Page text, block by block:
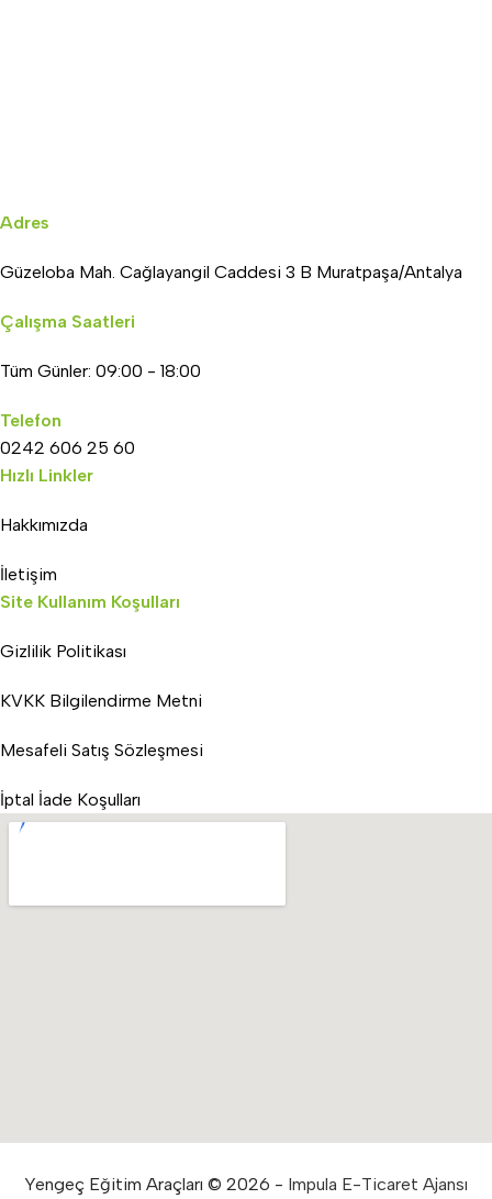
Adres
Güzeloba Mah. Cağlayangil Caddesi 3 B Muratpaşa/Antalya
Çalışma Saatleri
Tüm Günler: 09:00 - 18:00
Telefon
0242 606 25 60
Hızlı Linkler
Hakkımızda
İletişim
Site Kullanım Koşulları
Gizlilik Politikası
KVKK Bilgilendirme Metni
Mesafeli Satış Sözleşmesi
İptal İade Koşulları
Yengeç Eğitim Araçları © 2026 - Impula E-Ticaret Ajansı